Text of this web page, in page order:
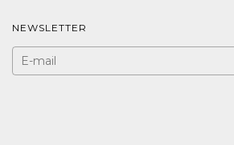
NEWSLETTER